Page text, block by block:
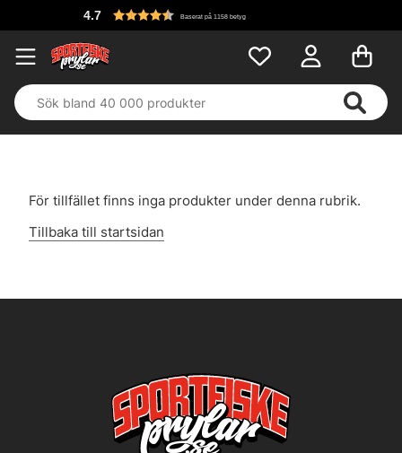
4.7 Baserat på 1158 betyg
För tillfället finns inga produkter under denna rubrik.
Tillbaka till startsidan